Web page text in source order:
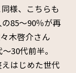
様、こちらも
85〜90％が再
木啓介さん
30代前半。
はじめた世代